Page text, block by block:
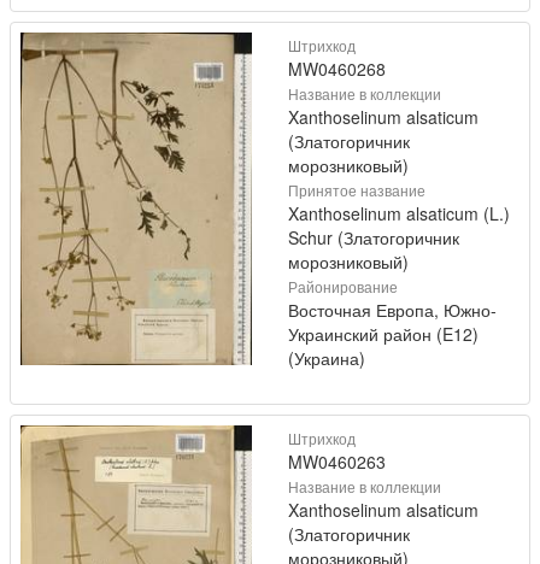
Штрихкод
MW0460268
Название в коллекции
Xanthoselinum alsaticum
(Златогоричник
морозниковый)
Принятое название
Xanthoselinum alsaticum (L.)
Schur (Златогоричник
морозниковый)
Районирование
Восточная Европа, Южно-
Украинский район (E12)
(Украина)
Штрихкод
MW0460263
Название в коллекции
Xanthoselinum alsaticum
(Златогоричник
морозниковый)